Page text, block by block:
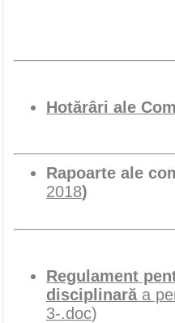
Hotărâri ale
Rapoarte ale
2018)
Regulament
disciplinarăa
3-.doc)